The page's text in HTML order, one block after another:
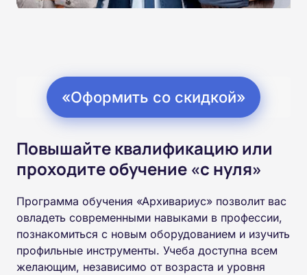
«Оформить со скидкой»
Повышайте квалификацию или
проходите обучение «с нуля»
Программа обучения «Архивариус» позволит вас
овладеть современными навыками в профессии,
познакомиться с новым оборудованием и изучить
профильные инструменты. Учеба доступна всем
желающим, независимо от возраста и уровня